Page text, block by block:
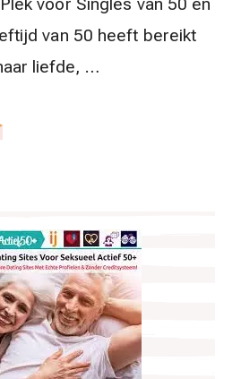
van 50 heeft bereikt
liefde, …